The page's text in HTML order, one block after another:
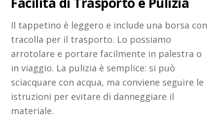
Il tappetino è leggero e include una borsa con
tracolla per il trasporto. Lo possiamo
arrotolare e portare facilmente in palestra o
in viaggio. La pulizia è semplice: si può
sciacquare con acqua, ma conviene seguire le
istruzioni per evitare di danneggiare il
materiale.